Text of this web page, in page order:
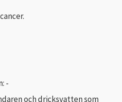
-
och dricksvatten som